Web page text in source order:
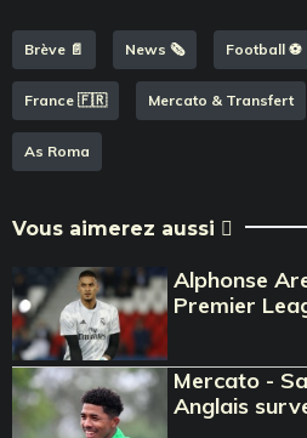
Brève 📄 News 🗞️ Football ⚽️
France 🇫🇷 Mercato & Transfert
As Roma
Vous aimerez aussi
Alphonse
Premier
Mercato -
Anglais